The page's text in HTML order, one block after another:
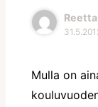
Reetta
Mulla on